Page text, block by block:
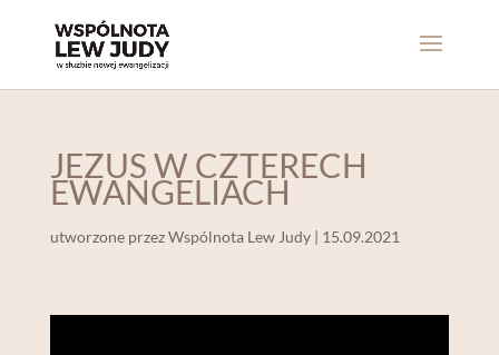
JEZUS W CZTERECH
EWANGELIACH
utworzone przezWspólnota Lew Judy| 15.09.2021